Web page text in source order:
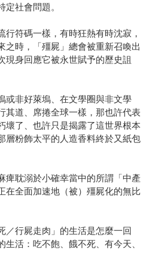
社會問題。
行符碼一樣，有時狂熱有時沈寂，
之時，「殭屍」總會被重新召喚出
現身回應它被永世賦予的歷史詛
或非好萊塢、在文學圈與非文學
其道、席捲全球一樣，那也許代表
壞了、也許只是揭露了這世界根本
層粉飾太平的人造香料終於又紙包
痺耽溺於小確幸當中的所謂「中產
在全面加速地（被）殭屍化的無比
／行屍走肉」的生活是怎麼一回
活：吃不飽、餓不死、有今天、